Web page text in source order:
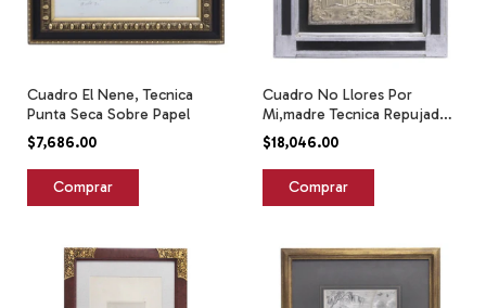
Cuadro El Nene, Tecnica
Punta Seca Sobre Papel
$7,686.00
Cuadro No Llores Por
Mi,madre Tecnica Repujado
Plata Antigua Tornasol
Plateado
$18,046.00